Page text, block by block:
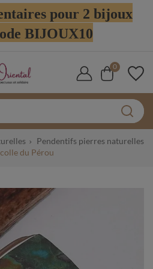
pour 2 bijoux
BIJOUX10
0
Pendentifs pierres naturelles
du Pérou